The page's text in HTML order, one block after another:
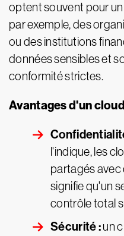
optent souvent pour
par exemple, des
ou des institutions
données sensibles et
conformité strictes.
Avantages d'un
l'indique, les
partagés avec
signifie qu'un
contrôle total
Sécurité :un